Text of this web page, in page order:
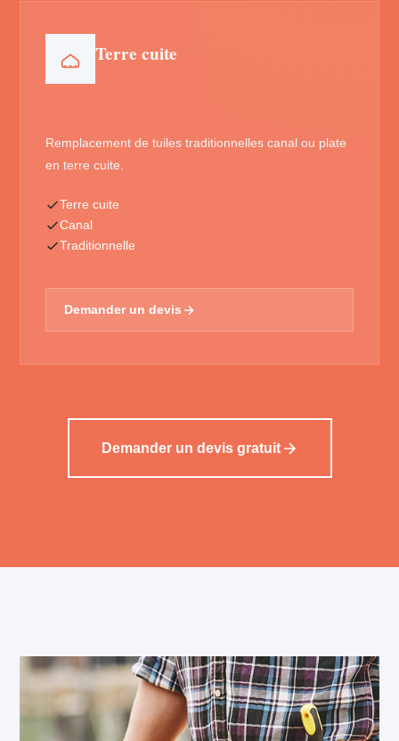
Terre cuite
Remplacement de tuiles traditionnelles canal ou plate
en terre cuite.
Terre cuite
Canal
Traditionnelle
Demander un devis
Demander un devis gratuit